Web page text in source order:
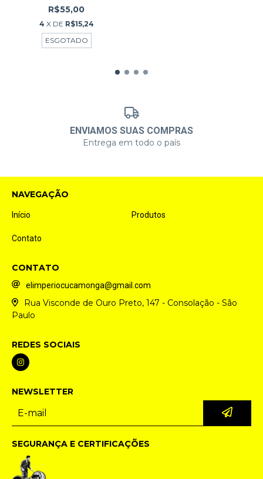
R$55,00
4 X DE R$15,24
ESGOTADO
ENVIAMOS SUAS COMPRAS
Entrega em todo o país
NAVEGAÇÃO
Início Produtos
Contato
CONTATO
elimperiocucamonga@gmail.com
Rua Visconde de Ouro Preto, 147 - Consolação - São
Paulo
REDES SOCIAIS
NEWSLETTER
SEGURANÇA E CERTIFICAÇÕES